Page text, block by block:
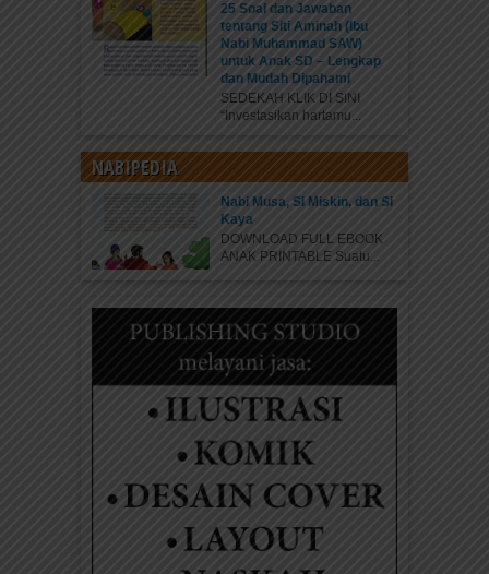
25 Soal dan Jawaban
tentang Siti Aminah (Ibu
Nabi Muhammad SAW)
untuk Anak SD – Lengkap
dan Mudah Dipahami
SEDEKAH KLIK DI SINI
“Investasikan hartamu...
NABIPEDIA
Nabi Musa, Si Miskin, dan Si
Kaya
DOWNLOAD FULL EBOOK
ANAK PRINTABLE Suatu...